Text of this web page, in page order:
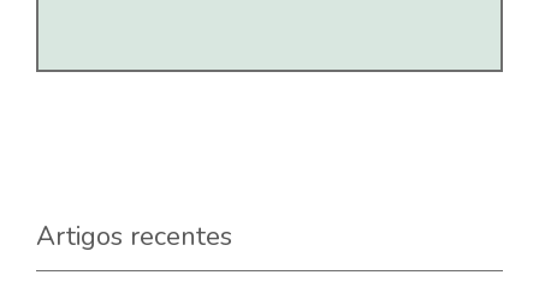
Artigos recentes